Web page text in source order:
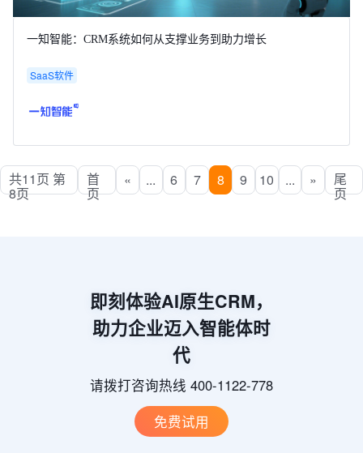
一知智能：CRM系统如何从支撑业务到助力增长
SaaS软件
共11页 第
8页
首
页
« ... 6 7 8 9 10 ... » 尾
页
即刻体验AI原生CRM，
助力企业迈入智能体时
代
请拨打咨询热线 400-1122-778
免费试用